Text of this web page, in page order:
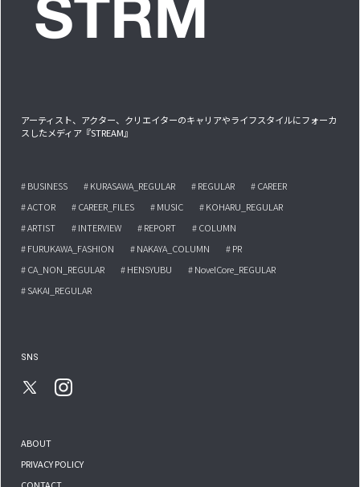
アーティスト、アクター、クリエイターのキャリアやライフスタイルにフォーカ
スしたメディア『STREAM』
# BUSINESS # KURASAWA_REGULAR # REGULAR
# CAREER
# ACTOR
# CAREER_FILES # MUSIC
# KOHARU_REGULAR
# ARTIST
# INTERVIEW # REPORT
# COLUMN
# FURUKAWA_FASHION
# NAKAYA_COLUMN
# PR
# CA_NON_REGULAR
# HENSYUBU
# NovelCore_REGULAR
# SAKAI_REGULAR
SNS
ABOUT
PRIVACY POLICY